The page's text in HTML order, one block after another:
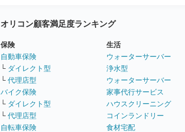
オリコン顧客満足度ランキング
保険
自動車保険
└ ダイレクト型
└ 代理店型
バイク保険
└ ダイレクト型
└ 代理店型
自転車保険
生活
ウォーターサーバー
浄水型
ウォーターサーバー
家事代行サービス
ハウスクリーニング
コインランドリー
食材宅配